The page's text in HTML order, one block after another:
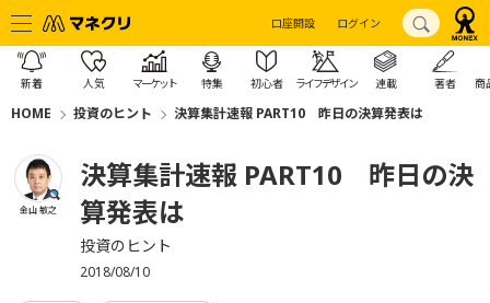
口座開設 ログイン
新着 人気 マーケット 特集 初心者 ライフデザイン 連載 著者 商
HOME 投資のヒント 決算集計速報 PART10 昨日の決算発表は
金山 敏之
決算集計速報 PART10 昨日の決
算発表は
投資のヒント
2018/08/10